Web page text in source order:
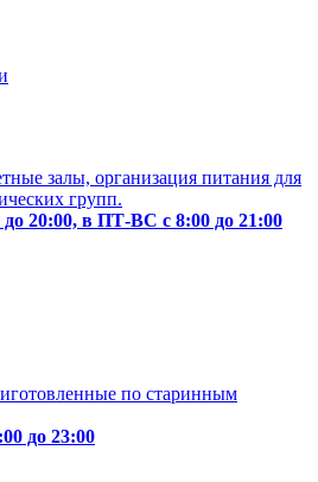
залы, организация питания для
групп.
20:00, в ПТ-ВС с 8:00 до 21:00
по старинным
до 23:00